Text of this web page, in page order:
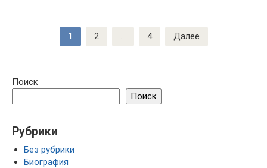
1 2 … 4 Далее
Поиск
Поиск
Рубрики
Без рубрики
Биография